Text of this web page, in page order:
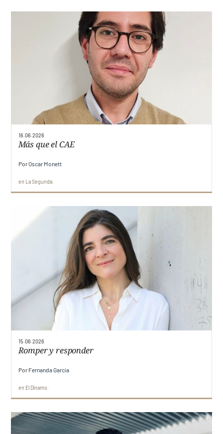
16.06.2026
Más que el CAE
PorOscar Monett
en La Segunda
15.06.2026
Romper y responder
Por Fernanda García
en El Dínamo